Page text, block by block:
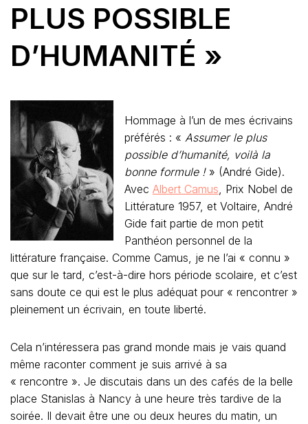
PLUS POSSIBLE
D’HUMANITÉ »
Hommage à l’un de mes écrivains
préférés : « Assumer le plus
possible d’humanité, voilà la
bonne formule ! » (André Gide).
Avec Albert Camus, Prix Nobel de
Littérature 1957, et Voltaire, André
Gide fait partie de mon petit
Panthéon personnel de la
littérature française. Comme Camus, je ne l’ai « connu »
que sur le tard, c’est-à-dire hors période scolaire, et c’est
sans doute ce qui est le plus adéquat pour « rencontrer »
pleinement un écrivain, en toute liberté.
Cela n’intéressera pas grand monde mais je vais quand
même raconter comment je suis arrivé à sa
« rencontre ». Je discutais dans un des cafés de la belle
place Stanislas à Nancy à une heure très tardive de la
soirée. Il devait être une ou deux heures du matin, un